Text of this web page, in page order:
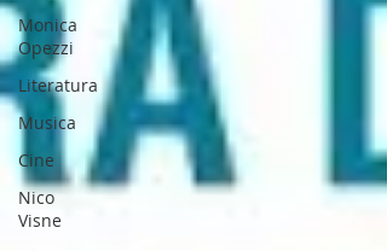
Monica
Opezzi
Literatura
Musica
Cine
Nico
Visne